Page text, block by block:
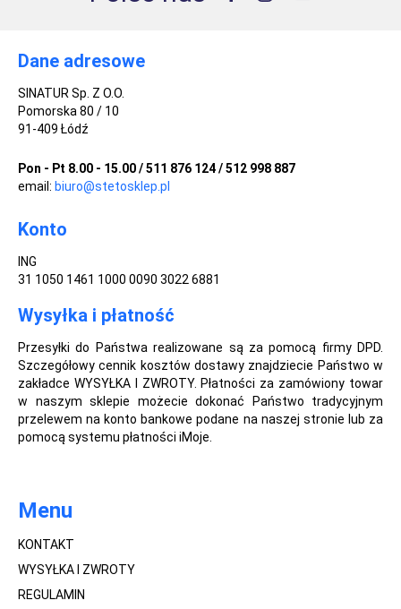
Dane adresowe
SINATUR Sp. Z O.O.
Pomorska 80 / 10
91-409 Łódź
Pon - Pt 8.00 - 15.00 / 511 876 124 / 512 998 887
email: biuro@stetosklep.pl
Konto
ING
31 1050 1461 1000 0090 3022 6881
Wysyłka i płatność
Przesyłki do Państwa realizowane są za pomocą firmy DPD.
Szczegółowy cennik kosztów dostawy znajdziecie Państwo w
zakładce WYSYŁKA I ZWROTY. Płatności za zamówiony towar
w naszym sklepie możecie dokonać Państwo tradycyjnym
przelewem na konto bankowe podane na naszej stronie lub za
pomocą systemu płatności iMoje.
Menu
KONTAKT
WYSYŁKA I ZWROTY
REGULAMIN